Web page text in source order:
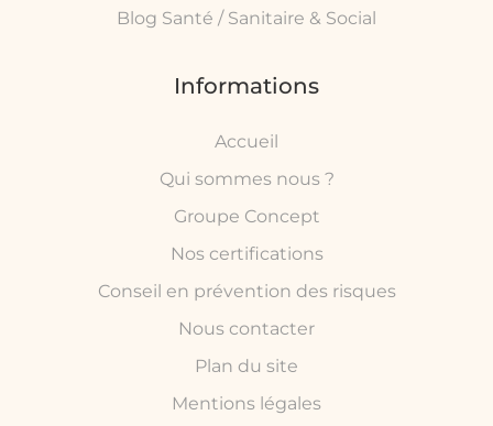
Blog Santé / Sanitaire & Social
Informations
Accueil
Qui sommes nous ?
Groupe Concept
Nos certifications
Conseil en prévention des risques
Nous contacter
Plan du site
Mentions légales